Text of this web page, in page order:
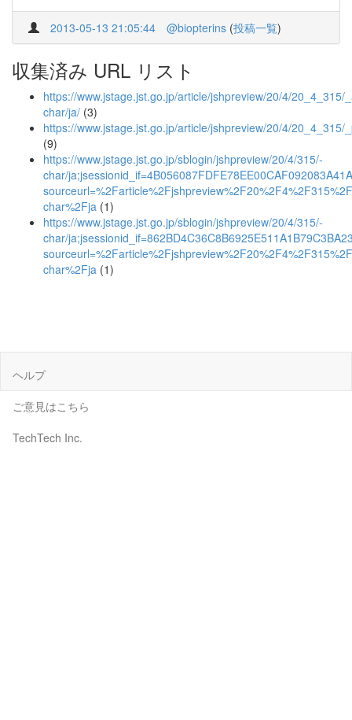
2013-05-13 21:05:44 @biopterins (投稿一覧)
収集済み URL リスト
https://www.jstage.jst.go.jp/article/jshpreview/20/4/20_4_315/
char/ja/ (3)
https://www.jstage.jst.go.jp/article/jshpreview/20/4/20_4_315/
(9)
https://www.jstage.jst.go.jp/sblogin/jshpreview/20/4/315/-
char/
char%2Fja (1)
https://www.jstage.jst.go.jp/sblogin/jshpreview/20/4/315/-
char/
char%2Fja (1)
ヘルプ
ご意見はこちら
TechTech Inc.